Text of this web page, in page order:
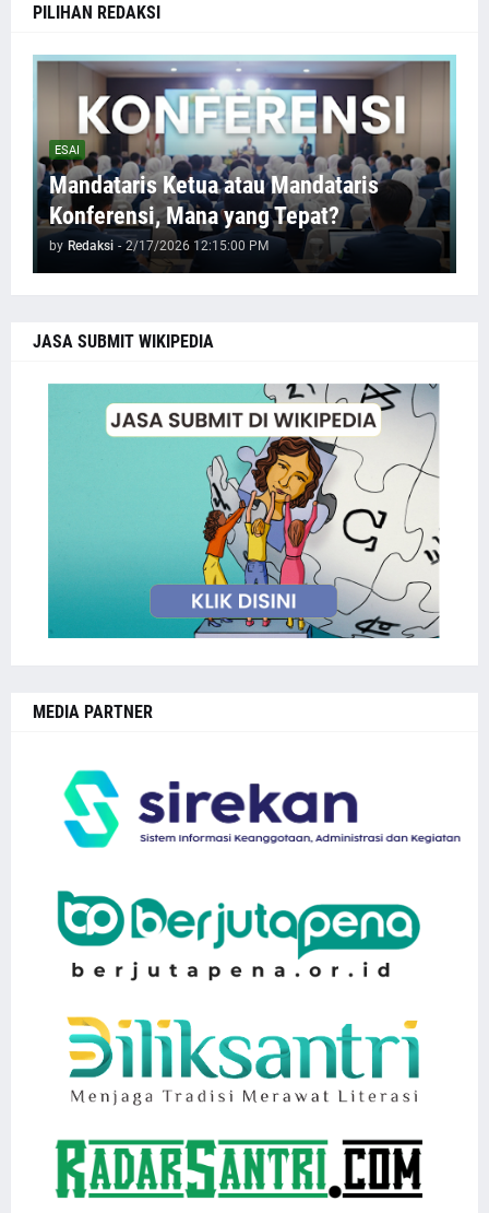
PILIHAN REDAKSI
ESAI
Mandataris Ketua atau Mandataris
Konferensi, Mana yang Tepat?
by Redaksi - 2/17/2026 12:15:00 PM
JASA SUBMIT WIKIPEDIA
MEDIA PARTNER